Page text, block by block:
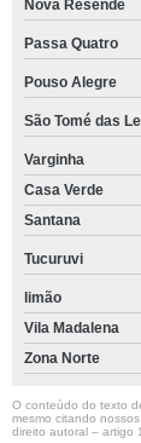
Nova Resende
Passa Quatro
Pouso Alegre
São Tomé das
Varginha
Casa Verde
Santana
Tucuruvi
limão
Vila Madalena
Zona Norte
O conteúdo do texto
mesmo citando
direito autoral – artigo